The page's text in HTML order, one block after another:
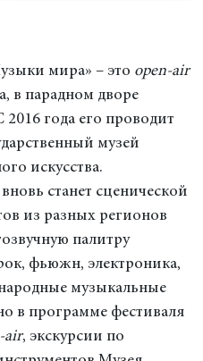
мира» – это оpen-air
в парадном дворе
года его проводит
музей
искусства.
станет сценической
из разных регионов
палитру
фьюжн, электроника,
музыкальные
в программе фестиваля
air, экскурсии по